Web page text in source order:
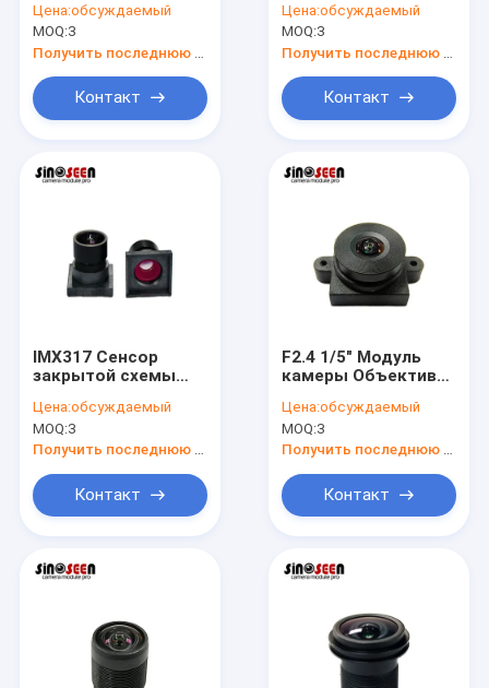
сенсорная камера
наблюдения
объектив
Цена:обсуждаемый
MOQ:3
Контакт
наблюдения с
датчиками IMX307
Цена:обсуждаемый
MOQ:3
Контакт
IMX317 Сенсор
закрытой схемы
наблюдения
объектив M9
монтаж F2.0 1/2.5 "
Цена:обсуждаемый
MOQ:3
Контакт
F2.4 1/5" Модуль
камеры Объектив
линза для камер
наблюдения с
закрытой схемой
Цена:обсуждаемый
MOQ:3
Контакт